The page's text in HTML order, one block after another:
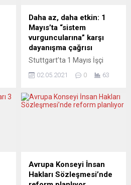
Daha az, daha etkin: 1
Mayıs’ta “sistem
vurguncularına” karşı
dayanışma çağrısı
Stuttgart’ta 1 Mayıs İşçi
meydanlara çıktı. Kent
kızıl denize dönüştü.
Katılımın salgın nedeniyle
kuruluşunun üyeleri, işçiler,
emekçiler 1 Mayıs gösterileri
çerçevesinde sokağa çıktı,
02.05.2021 0 63
Avrupa Konseyi İnsan
Hakları Sözleşmesi’nde